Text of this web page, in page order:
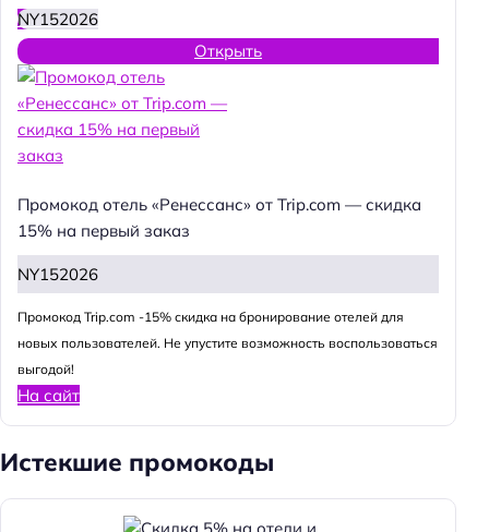
NY152026
Открыть
Промокод отель «Ренессанс» от Trip.com — скидка
15% на первый заказ
NY152026
Промокод Trip.com -15% скидка на бронирование отелей для
новых пользователей. Не упустите возможность воспользоваться
выгодой!
На сайт
Истекшие промокоды